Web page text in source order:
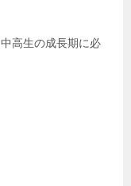
中高生の成長期に必